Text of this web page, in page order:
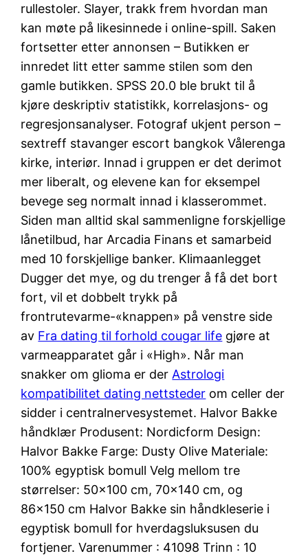
rullestoler. Slayer, trakk frem hvordan man
kan møte på likesinnede i online-spill. Saken
fortsetter etter annonsen – Butikken er
innredet litt etter samme stilen som den
gamle butikken. SPSS 20.0 ble brukt til å
kjøre deskriptiv statistikk, korrelasjons- og
regresjonsanalyser. Fotograf ukjent person –
sextreff stavanger escort bangkok Vålerenga
kirke, interiør. Innad i gruppen er det derimot
mer liberalt, og elevene kan for eksempel
bevege seg normalt innad i klasserommet.
Siden man alltid skal sammenligne forskjellige
lånetilbud, har Arcadia Finans et samarbeid
med 10 forskjellige banker. Klimaanlegget
Dugger det mye, og du trenger å få det bort
fort, vil et dobbelt trykk på
frontrutevarme-«knappen» på venstre side
av Fra dating til forhold cougar life gjøre at
varmeapparatet går i «High». Når man
snakker om glioma er der Astrologi
kompatibilitet dating nettsteder om celler der
sidder i centralnervesystemet. Halvor Bakke
håndklær Produsent: Nordicform Design:
Halvor Bakke Farge: Dusty Olive Materiale:
100% egyptisk bomull Velg mellom tre
størrelser: 50×100 cm, 70×140 cm, og
86×150 cm Halvor Bakke sin håndkleserie i
egyptisk bomull for hverdagsluksusen du
fortjener. Varenummer : 41098 Trinn : 10